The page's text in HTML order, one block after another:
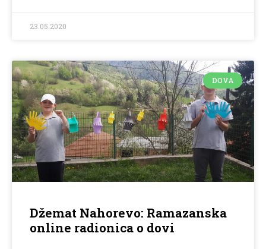
23.05.2020
DOVA
Džemat Nahorevo: Ramazanska
online radionica o dovi